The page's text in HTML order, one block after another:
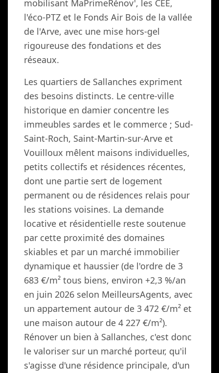
mobilisant MaPrimeRénov', les CEE,
l'éco-PTZ et le Fonds Air Bois de la vallée
de l'Arve, avec une mise hors-gel
rigoureuse des fondations et des
réseaux.
Les quartiers de Sallanches expriment
des besoins distincts. Le centre-ville
historique en damier concentre les
immeubles sardes et le commerce ; Sud-
Saint-Roch, Saint-Martin-sur-Arve et
Vouilloux mêlent maisons individuelles,
petits collectifs et résidences récentes,
dont une partie sert de logement
permanent ou de résidences relais pour
les stations voisines. La demande
locative et résidentielle reste soutenue
par cette proximité des domaines
skiables et par un marché immobilier
dynamique et haussier (de l'ordre de 3
683 €/m² tous biens, environ +2,3 %/an
en juin 2026 selon MeilleursAgents, avec
un appartement autour de 3 472 €/m² et
une maison autour de 4 227 €/m²).
Rénover un bien à Sallanches, c'est donc
le valoriser sur un marché porteur, qu'il
s'agisse d'une résidence principale, d'un